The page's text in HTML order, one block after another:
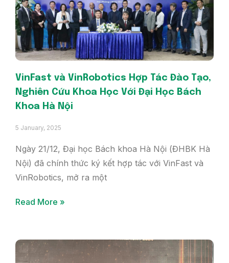
VinFast và VinRobotics Hợp Tác Đào Tạo,
Nghiên Cứu Khoa Học Với Đại Học Bách
Khoa Hà Nội
5 January, 2025
Ngày 21/12, Đại học Bách khoa Hà Nội (ĐHBK Hà
Nội) đã chính thức ký kết hợp tác với VinFast và
VinRobotics, mở ra một
Read More »